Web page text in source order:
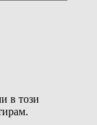
в този